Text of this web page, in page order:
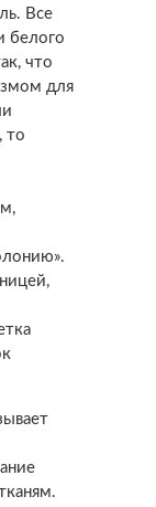
Все
белого
что
для
то